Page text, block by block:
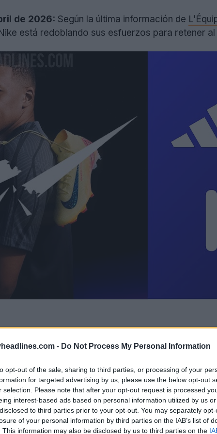
- Do Not Process My Personal Information
opt-out of the sale, sharing to third parties, or processing of your
for targeted advertising by us, please use the below opt-out
selection. Please note that after your opt-out request is processed
interest-based ads based on personal information utilized by us
to third parties prior to your opt-out. You may separately
of your personal information by third parties on the IAB’s list of
This information may also be disclosed by us to third parties on the
de 2026: Según la última información de
está redoblando sus esfuerzos para retener